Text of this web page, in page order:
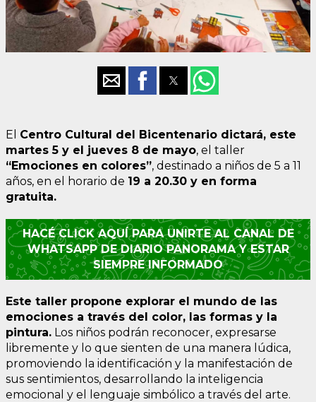
El Centro Cultural del Bicentenario dictará, este
martes 5 y el jueves 8 de mayo, el taller
“Emociones en colores”, destinado a niños de 5 a 11
años, en el horario de 19 a 20.30 y en forma
gratuita.
HACÉ CLICK AQUÍ PARA UNIRTE AL CANAL DE
WHATSAPP DE DIARIO PANORAMA Y ESTAR
SIEMPRE INFORMADO
Este taller propone explorar el mundo de las
emociones a través del color, las formas y la
pintura. Los niños podrán reconocer, expresarse
libremente y lo que sienten de una manera lúdica,
promoviendo la identificación y la manifestación de
sus sentimientos, desarrollando la inteligencia
emocional y el lenguaje simbólico a través del arte.